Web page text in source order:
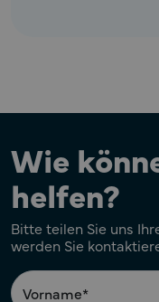
Wie
helfen?
Bitte teilen Sie uns
werden Sie